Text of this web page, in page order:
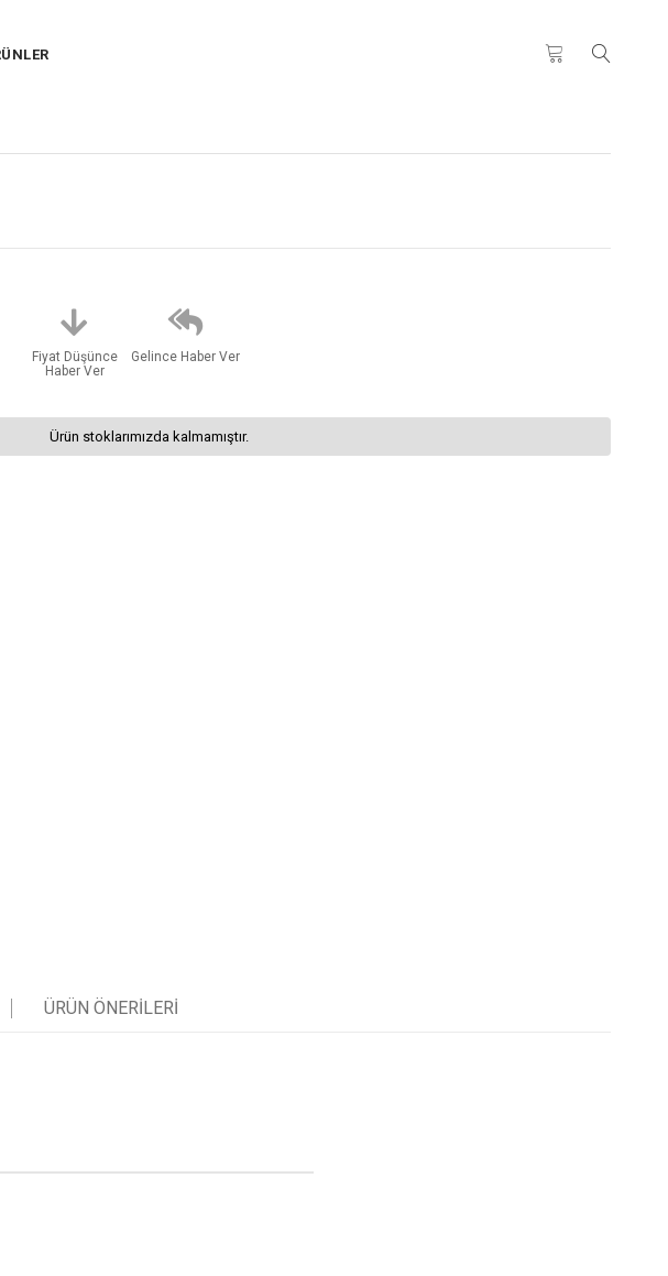
Fiyat Düşünce
Haber Ver
Gelince Haber Ver
Ürün stoklarımızda kalmamıştır.
ÜRÜN ÖNERILERI